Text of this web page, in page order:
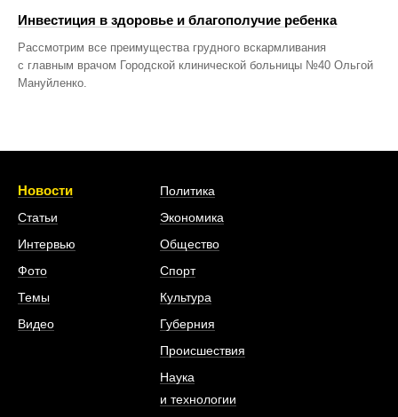
Инвестиция в здоровье и благополучие ребенка
Рассмотрим все преимущества грудного вскармливания
с главным врачом Городской клинической больницы №40 Ольгой
Мануйленко.
Новости
Статьи
Интервью
Фото
Темы
Видео
Политика
Экономика
Общество
Спорт
Культура
Губерния
Происшествия
Наука
и технологии